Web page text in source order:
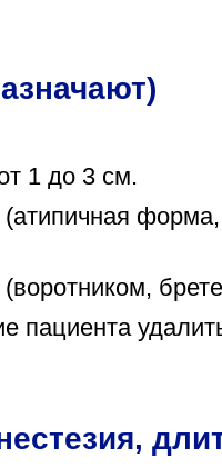
1 до 3 см.
пациента